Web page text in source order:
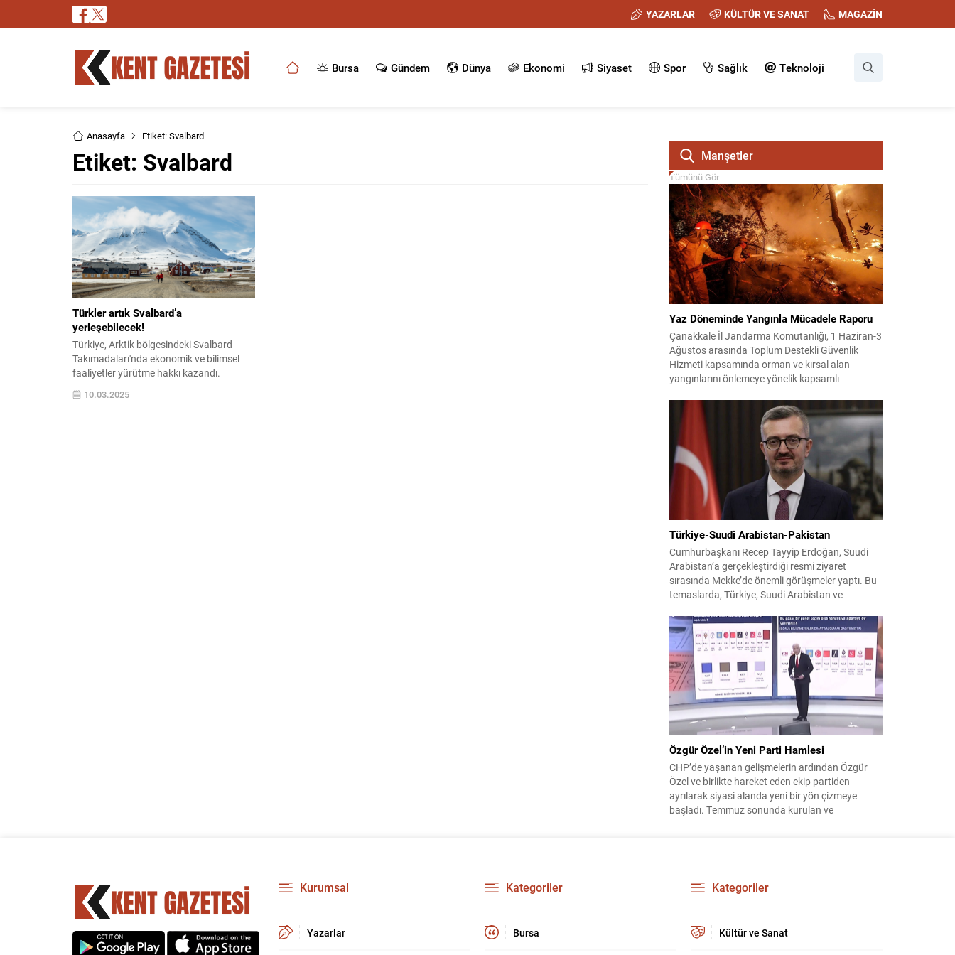
YAZARLAR KÜLTÜR VE SANAT MAGAZİN
Bursa Gündem Dünya Ekonomi Siyaset Spor Sağlık Teknoloji
Anasayfa Etiket: Svalbard
Etiket: Svalbard
Türkler artık Svalbard’a
yerleşebilecek!
Türkiye, Arktik bölgesindeki Svalbard
Takımadaları'nda ekonomik ve bilimsel
faaliyetler yürütme hakkı kazandı.
Spitsbergen Antlaşması'na taraf olan
Türkiye, vatandaşlarına bu buzlarla kaplı
10.03.2025
Manşetler
Tümünü Gör
Yaz Döneminde Yangınla Mücadele Raporu
Çanakkale İl Jandarma Komutanlığı, 1 Haziran-3
Ağustos arasında Toplum Destekli Güvenlik
Hizmeti kapsamında orman ve kırsal alan
yangınlarını önlemeye yönelik kapsamlı
görev yapan 178 tim ve 742 personel, sahada
aktif olarak halkı bilinçlendirdi ve denetim
faaliyetleri gerçekleştirdi. Faaliyetler esnasında
bin 315 biçerdöver ve balya...
Türkiye-Suudi Arabistan-Pakistan
Cumhurbaşkanı Recep Tayyip Erdoğan, Suudi
Arabistan’a gerçekleştirdiği resmi ziyaret
sırasında Mekke’de önemli görüşmeler yaptı. Bu
temaslarda, Türkiye, Suudi Arabistan ve
birliği çerçevesi oluşturuldu. Ziyaretin en somut
çıktısı, üç ülkenin imza attığı Mekke Ortak
Savunma Anlaşması oldu. Anlaşma; ortak
güvenlik yaklaşımıyla bölgesel barış, istikrar...
Özgür Özel’in Yeni Parti Hamlesi
CHP’de yaşanan gelişmelerin ardından Özgür
Özel ve birlikte hareket eden ekip partiden
ayrılarak siyasi alanda yeni bir yön çizmeye
başladı. Temmuz sonunda kurulan ve
bulduğu iddiaları gündemi...
Kurumsal
Yazarlar
Kategoriler
Bursa
Kategoriler
Kültür ve Sanat